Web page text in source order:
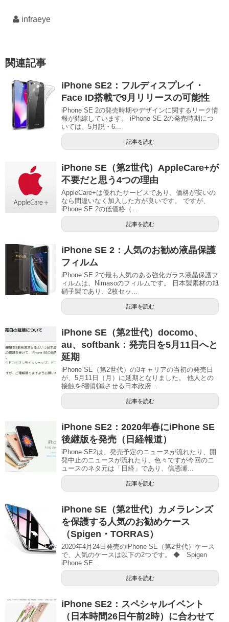
infraeye
関連記事
iPhone SE2：フルディスプレイ・
Face ID搭載で9月リリースの可能性
iPhone SE 2の発売時期やデザインに関するリーク情
報が錯綜しています。 iPhone SE 2の発売時期につ
いては、5月説・6...
記事を読む
iPhone SE（第2世代）AppleCare+が
不要だと思う4つの理由
AppleCare+は優れたサービスであり、価格が安いの
なら間違いなく加入した方が良いです。 ですが、
iPhone SE 2の低価格（...
記事を読む
iPhone SE 2：人気のお勧め液晶保護
フィルム
iPhone SE 2で最も人気のある強化ガラス液晶保護フ
ィルムは、Nimasoのフィルムです。 日本製素材の旭
硝子製であり、2枚セッ...
記事を読む
iPhone SE（第2世代）docomo、
au、softbank：発売日を5月11日へと
延期
iPhone SE（第2世代）の3キャリアの当初の発売日
が、5月11日（月）に延期となりました。 他人との
接触を8割削減させる日本政府...
記事を読む
iPhone SE2：2020年春にiPhone SE
後継版を発売（日経報道）
iPhone SE2は、発売予定のニュースが流れたり、開
発中止のニュースが流れたり、色々ですが今回のニ
ュースのネタ元は「日経」であり、信憑瀬...
記事を読む
iPhone SE（第2世代）カメラレンズ
を保護する人気のお勧めケース
（Spigen・TORRAS）
2020年4月24日発売のiPhone SE（第2世代）ケース
で、人気のケースは以下の2つです。 ◆ Spigen
iPhone SE...
記事を読む
iPhone SE2：スペシャルイベント
（日本時間26日午前2時）に合わせて